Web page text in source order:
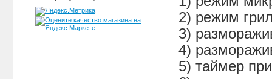
2) режим
3)
4)
5) таймер